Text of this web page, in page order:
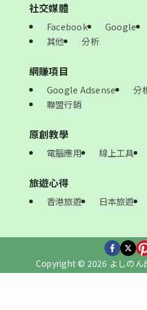
社交媒體
Facebook Google
其他
分析
網賺項目
Google Adsense 分
聯盟行銷
原創教學
電腦應用 線上工具
旅遊心得
香港旅遊 日本旅遊
Copyright © 2026 よしのん